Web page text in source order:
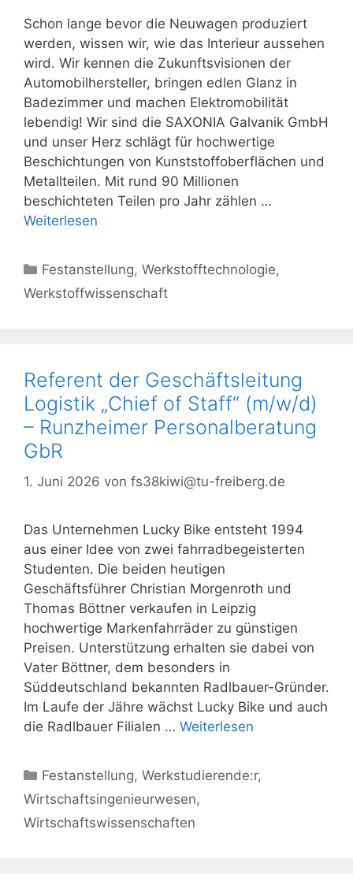
Schon lange bevor die Neuwagen produziert
werden, wissen wir, wie das Interieur aussehen
wird. Wir kennen die Zukunftsvisionen der
Automobilhersteller, bringen edlen Glanz in
Badezimmer und machen Elektromobilität
lebendig! Wir sind die SAXONIA Galvanik GmbH
und unser Herz schlägt für hochwertige
Beschichtungen von Kunststoffoberflächen und
Metallteilen. Mit rund 90 Millionen
beschichteten Teilen pro Jahr zählen …
Weiterlesen
Kategorien
Festanstellung,Werkstofftechnologie,
Werkstoffwissenschaft
Referent der Geschäftsleitung
Logistik „Chief of Staff“ (m/w/d)
– Runzheimer Personalberatung
GbR
1. Juni 2026 von fs38kiwi@tu-freiberg.de
Das Unternehmen Lucky Bike entsteht 1994
aus einer Idee von zwei fahrradbegeisterten
Studenten. Die beiden heutigen
Geschäftsführer Christian Morgenroth und
Thomas Böttner verkaufen in Leipzig
hochwertige Markenfahrräder zu günstigen
Preisen. Unterstützung erhalten sie dabei von
Vater Böttner, dem besonders in
Süddeutschland bekannten Radlbauer-Gründer.
Im Laufe der Jähre wächst Lucky Bike und auch
die Radlbauer Filialen … Weiterlesen
Kategorien
Festanstellung,Werkstudierende:r,
Wirtschaftsingenieurwesen,
Wirtschaftswissenschaften